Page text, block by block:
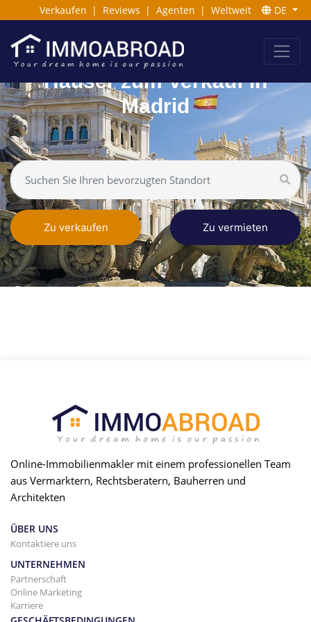
Verkaufen | Reviews | Agenten | Weltweit DE
Häuser zum Verkauf in
Madrid
Zu verkaufen Zu vermieten
Online-Immobilienmakler mit einem professionellen Team
aus Vermarktern, Rechtsberatern, Bauherren und
Architekten
ÜBER UNS
Kontaktiere uns
UNTERNEHMEN
Partnerschaft
Online Marketing
Karriere